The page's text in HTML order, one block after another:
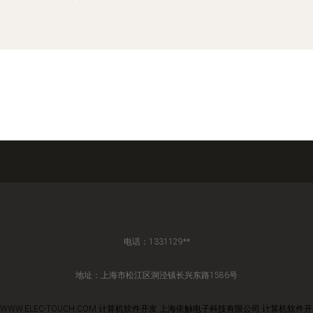
电话：1331129**
地址：上海市松江区洞泾镇长兴东路1586号
WWW.ELEC-TOUCH.COM 计算机软件开发 上海依触电子科技有限公司 计算机软件开